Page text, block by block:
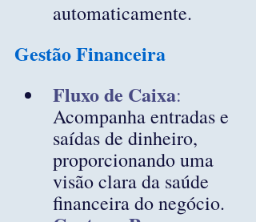
automaticamente.
Gestão Financeira
Fluxo de Caixa:
Acompanha entradas e
saídas de dinheiro,
proporcionando uma
visão clara da saúde
financeira do negócio.